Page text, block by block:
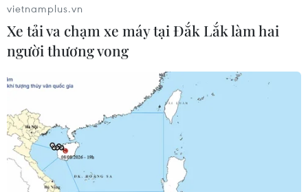
vietnamplus.vn
Xe tải va chạm xe máy tại Đắk Lắk làm hai
người thương vong